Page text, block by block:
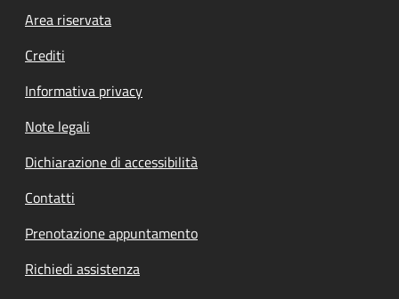
Footer menu
Area riservata
Crediti
Informativa privacy
Note legali
Dichiarazione di accessibilità
Contatti
Prenotazione appuntamento
Richiedi assistenza